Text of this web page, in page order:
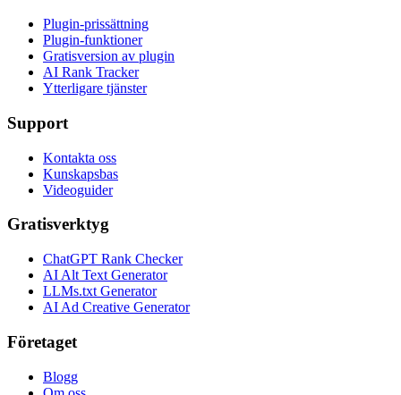
Plugin-prissättning
Plugin-funktioner
Gratisversion av plugin
AI Rank Tracker
Ytterligare tjänster
Support
Kontakta oss
Kunskapsbas
Videoguider
Gratisverktyg
ChatGPT Rank Checker
AI Alt Text Generator
LLMs.txt Generator
AI Ad Creative Generator
Företaget
Blogg